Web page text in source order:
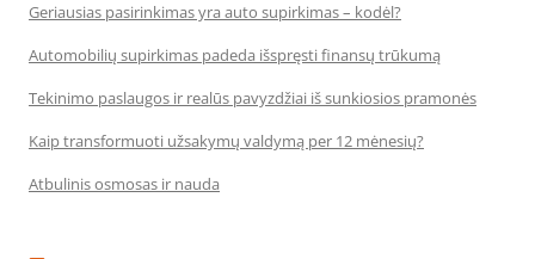
Geriausias pasirinkimas yra auto supirkimas – kodėl?
Automobilių supirkimas padeda išspręsti finansų trūkumą
Tekinimo paslaugos ir realūs pavyzdžiai iš sunkiosios pramonės
Kaip transformuoti užsakymų valdymą per 12 mėnesių?
Atbulinis osmosas ir nauda